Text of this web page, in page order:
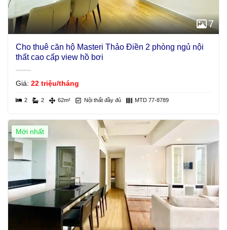
7
Cho thuê căn hộ Masteri Thảo Điền 2 phòng ngủ nội
thất cao cấp view hồ bơi
Giá: 22 triệu/tháng
2 2 62m² Nội thất đầy đủ MTD 77-8789
Mới nhất